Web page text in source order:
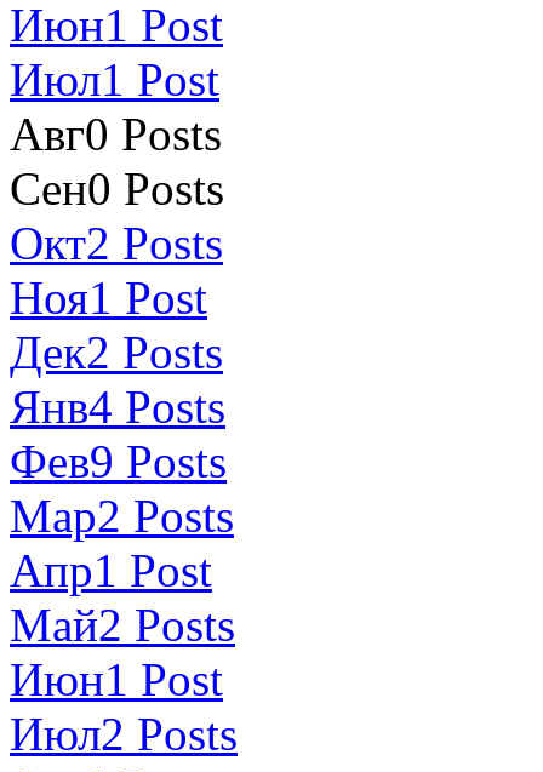
Июн1 Post
Июл1 Post
Авг0 Posts
Сен0 Posts
Окт2 Posts
Ноя1 Post
Дек2 Posts
Янв4 Posts
Фев9 Posts
Мар2 Posts
Апр1 Post
Май2 Posts
Июн1 Post
Июл2 Posts